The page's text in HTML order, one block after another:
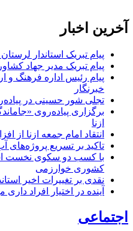
آخرین اخبار
پیام تبریک استاندار
پیام تبریک مدیر جهاد
پیام رئیس اداره فرهنگ و
خبرنگار
تجلی شور حسینی در
برگزاری پیاده‌روی
ازنا
انتقاد امام جمعه ازنا از
تاکید بر تسریع پروژه‌های
با کسب دو سکوی نخست
کشوری خوارزمی
نقدی بر تغییرات اخیر
آینده در اختیار افراد
اجتماعی